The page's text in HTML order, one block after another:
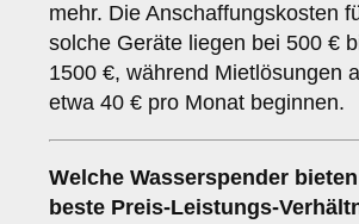
mehr. Die Anschaffungskosten
solche Geräte liegen bei 500 €
1500 €, während Mietlösungen
etwa 40 € pro Monat beginnen.
Welche Wasserspender
beste Preis-Leistungs-